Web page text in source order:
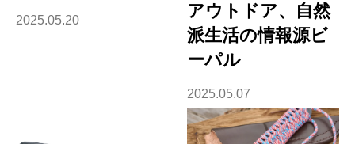
2025.05.20
アウトドア、自然
派生活の情報源ビ
ーパル
2025.05.07